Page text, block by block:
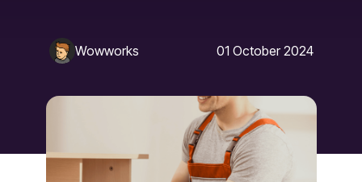
Wowworks 01 October 2024